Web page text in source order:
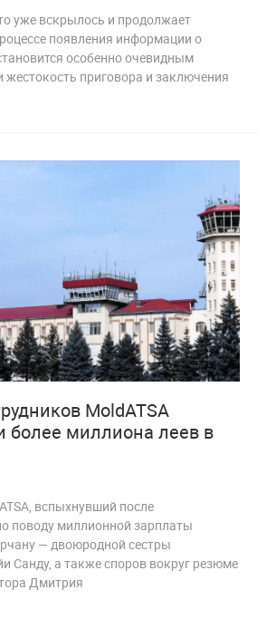
уже вскрылось и продолжает
появления информации о
особенно очевидным
жестокость приговора и заключения
MoldATSA
более миллиона леев в
вспыхнувший после
поводу миллионной зарплаты
— двоюродной сестры
Санду, а также споров вокруг резюме
Дмитрия